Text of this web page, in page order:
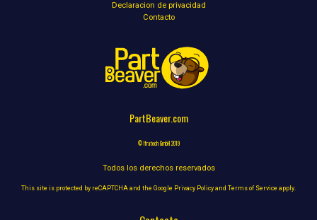
Declaracion de privacidad
Contacto
PartBeaver.com
© Ifratech GmbH 2019
Todos los derechos reservados
This site is protected by reCAPTCHA and the Google Privacy Policy and Terms of Service apply.